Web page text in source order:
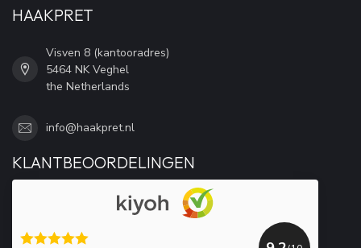
HAAKPRET
Visven 8 (kantooradres)
5464 NK Veghel
the Netherlands
info@haakpret.nl
KLANTBEOORDELINGEN